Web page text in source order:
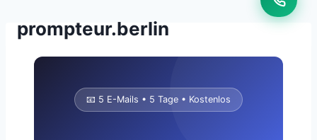
Inhaltprompteur.berlin
📧 5 E-Mails • 5 Tage • Kostenlos